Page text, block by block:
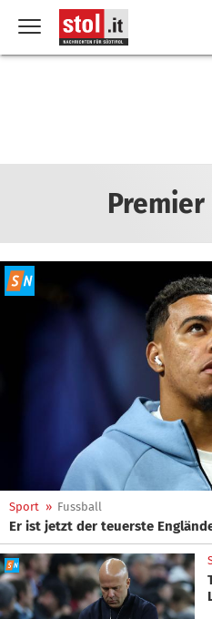
Premier
Sport » Fussball
Er ist jetzt der teuerste